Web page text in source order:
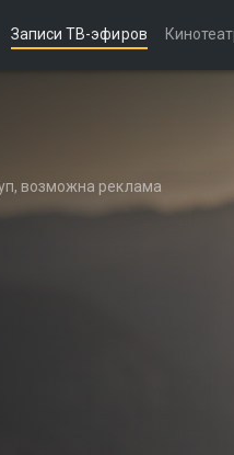
Записи ТВ-эфиров
возможна реклама